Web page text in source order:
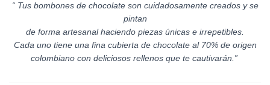
“ Tus bombones de chocolate son cuidadosamente creados y se
pintan
de forma artesanal haciendo piezas únicas e irrepetibles.
Cada uno tiene una fina cubierta de chocolate al 70% de origen
colombiano con deliciosos rellenos que te cautivarán. ”